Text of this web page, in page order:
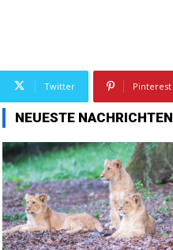
Twitter Pinterest
NEUESTE NACHRICHTEN